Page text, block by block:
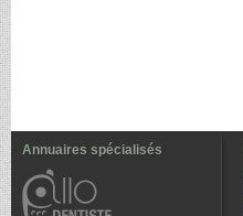
Annuaires spécialisés